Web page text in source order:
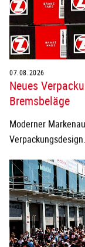
07.08.2026
Neues
Bremsbeläge
Moderner
Verpackungsdesign.